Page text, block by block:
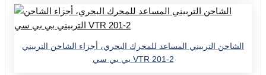
الشاحن التربيني المساعد للمحرك البحري، أجزاء الشاحن التربيني
بي بي سي VTR 201-2